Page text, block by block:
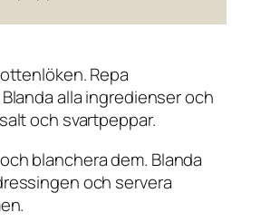
Repa
alla ingredienser och
och svartpeppar.
och blanchera dem. Blanda
och servera